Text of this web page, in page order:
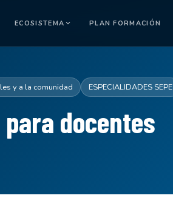
ECOSISTEMA PLAN FORMACIÓN
y a la comunidad ESPECIALIDADES SEPE
docentes